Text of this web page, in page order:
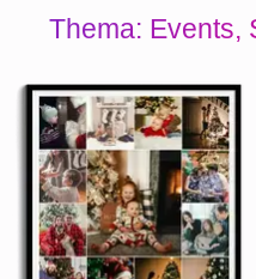
Thema: Events,